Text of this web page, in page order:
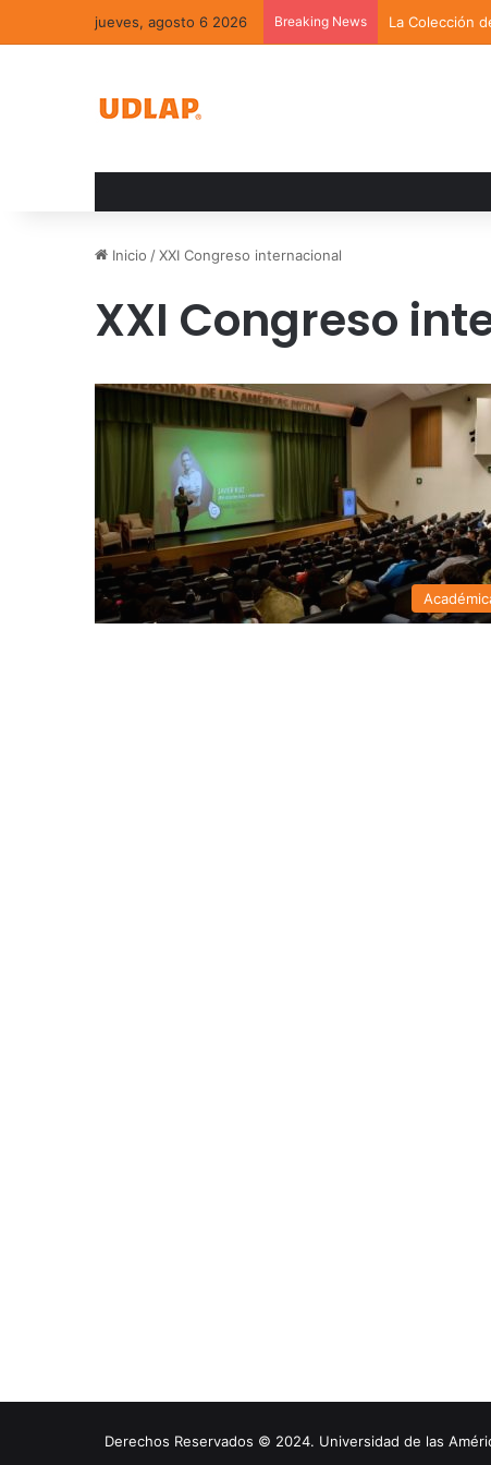
jueves, agosto 6 2026 Breaking News La Colección
Inicio /XXI Congreso internacional
XXI Congreso
Derechos Reservados © 2024. Universidad de las